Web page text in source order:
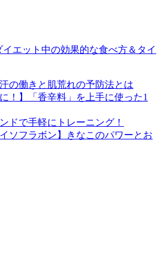
イエット中の効果的な食べ方＆タイ
の働きと肌荒れの予防法とは
！】「香辛料」を上手に使った1
ドで手軽にトレーニング！
ソフラボン】きなこのパワーとお